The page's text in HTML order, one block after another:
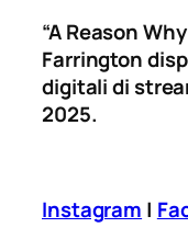
“A Reason
Farrington
digitali di
2025.
Instagram |